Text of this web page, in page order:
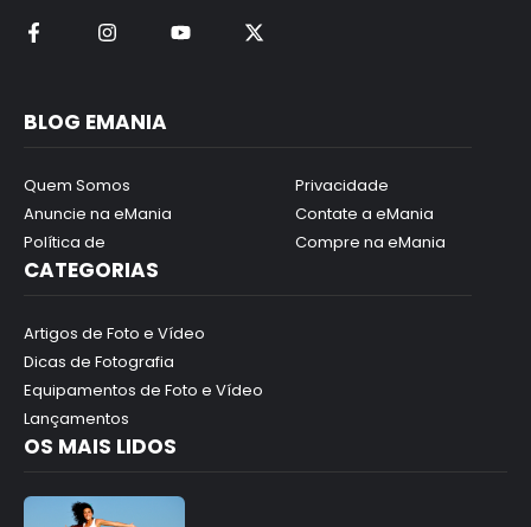
BLOG EMANIA
Quem Somos
Anuncie na eMania
Política de
Privacidade
Contate a eMania
Compre na eMania
CATEGORIAS
Artigos de Foto e Vídeo
Dicas de Fotografia
Equipamentos de Foto e Vídeo
Lançamentos
OS MAIS LIDOS